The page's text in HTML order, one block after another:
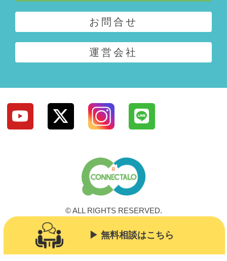
お問合せ
運営会社
© ALL RIGHTS RESERVED.
▶︎ 無料相談はこちら